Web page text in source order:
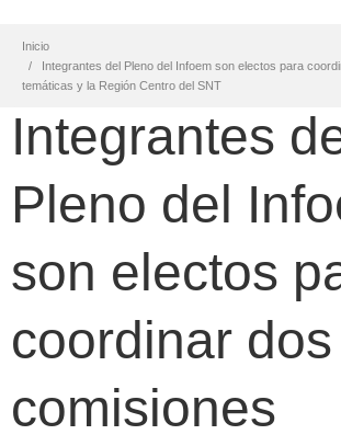
Inicio
Integrantes del Pleno del Infoem son electos para
temáticas y la Región Centro del SNT
Integrantes
Pleno del
son electos
coordinar dos
comisiones